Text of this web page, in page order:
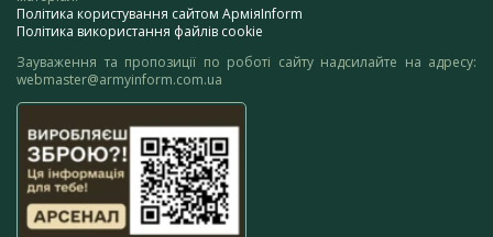
Політика користування сайтом АрміяInform
Політика використання файлів cookie
Зауваження та пропозиції по роботі сайту надсилайте на адресу:
webmaster@armyinform.com.ua